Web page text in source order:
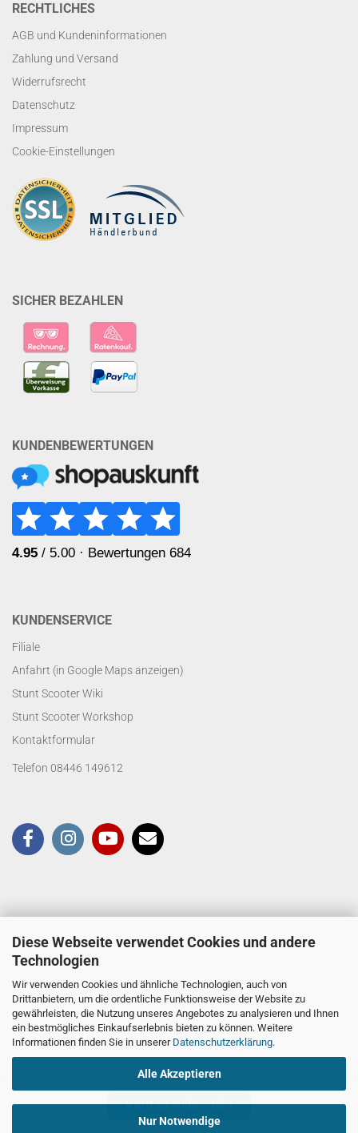
Diese Webseite verwendet Cookies und andere
Technologien
Wir verwenden Cookies und ähnliche Technologien, auch von
Drittanbietern, um die ordentliche Funktionsweise der Website zu
gewährleisten, die Nutzung unseres Angebotes zu analysieren und Ihnen
ein bestmögliches Einkaufserlebnis bieten zu können. Weitere
Informationen finden Sie in unserer Datenschutzerklärung.
Alle Akzeptieren
Nur Notwendige
RECHTLICHES
AGB und Kundeninformationen
Zahlung und Versand
Widerrufsrecht
Datenschutz
Impressum
Cookie-Einstellungen
SICHER BEZAHLEN
KUNDENBEWERTUNGEN
KUNDENSERVICE
Filiale
Anfahrt (in Google Maps anzeigen)
Stunt Scooter Wiki
Stunt Scooter Workshop
Kontaktformular
Telefon 08446 149612
Vertrag widerrufen